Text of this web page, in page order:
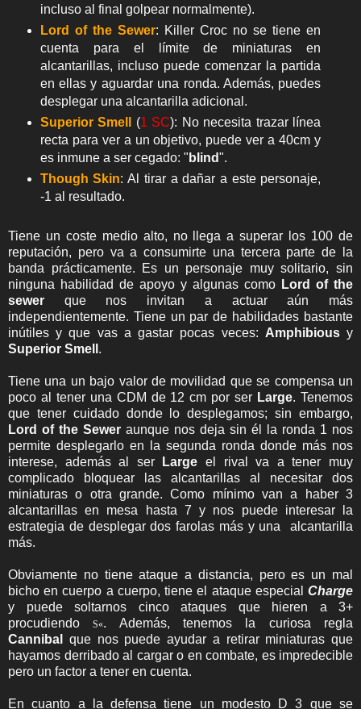
incluso al final golpear normalmente).
Lord of the Sewer: Killer Croc no se tiene en
cuenta para el límite de miniaturas en
alcantarillas, incluso puede comenzar la partida
en ellas y aguardar una ronda. Además, puedes
desplegar una alcantarilla adicional.
Superior Smell (1 SC): No necesita trazar línea
recta para ver a un objetivo, puede ver a 40cm y
es inmune a ser cegado: " blind".
Though Skin: Al tirar a dañar a este personaje,
-1 al resultado.
Tiene un coste medio alto, no llega a superar los 100 de
reputación, pero va a consumirte una tercera parte de la
banda prácticamente. Es un personaje muy solitario, sin
ninguna habilidad de apoyo y algunas como Lord of the
sewer que nos invitan a actuar aún más
independientemente. Tiene un par de habilidades bastante
inútiles y que vas a gastar pocas veces: Amphibiousy
Superior Smell .
Tiene una un bajo valor de movilidad que se compensa un
poco al tener una CDM de 12 cm por ser Large. Tenemos
que tener cuidado donde lo desplegamos; sin embargo,
Lord of the Sewer aunque nos deja sin él la ronda 1 nos
permite desplegarlo en la segunda ronda donde más nos
interese, además al ser
Large el rival va a tener muy
complicado bloquear las alcantarillas al necesitar dos
miniaturas o otra grande. Como mínimo van a haber 3
alcantarillas en mesa hasta 7 y nos puede interesar la
estrategia de desplegar dos farolas más y una alcantarilla
más.
Obviamente no tiene ataque a distancia, pero es un mal
bicho en cuerpo a cuerpo, tiene el ataque especial Charge
y puede soltarnos cinco ataques que hieren a 3+
procudiendoS«. Además, tenemos la curiosa regla
Cannibal
que nos puede ayudar a retirar miniaturas que
hayamos derribado al cargar o en combate, es impredecible
pero un factor a tener en cuenta.
En cuanto a la defensa tiene un modesto D 3 que se